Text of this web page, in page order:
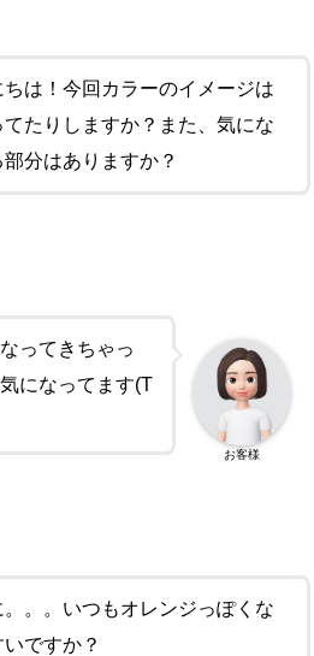
ちは！今回カラーのイメージは
てたりしますか？また、気にな
部分はありますか？
ってきちゃっ
になってます(T
お客様
。。。いつもオレンジっぽくな
いですか？